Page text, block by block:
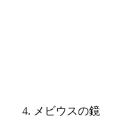
メビウスの鏡